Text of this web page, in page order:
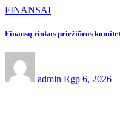
FINANSAI
Finansų rinkos priežiūros
admin Rgp 6, 2026